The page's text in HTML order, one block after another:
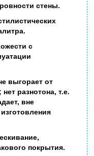
стены.
с
выгорает от
разнотона, т.е.
вне
покрытия.